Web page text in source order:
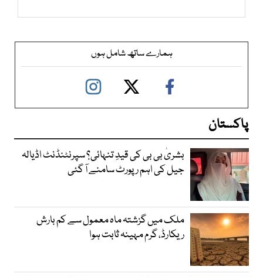
ہمارے ساتھ شامل ہوں
پاکستان
بشریٰ بی بی کی قیدِ تنہائی؟ سپرنٹنڈنٹ اڈیالہ
جیل کی اہم رپورٹ سامنے آ گئی
ملک میں گزشتہ ماہ معمول سے کم بارش
ریکارڈ، گرم مہینہ ثابت ہوا